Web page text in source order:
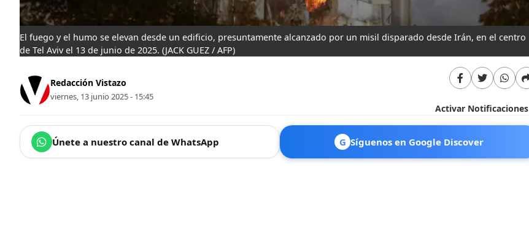
El fuego y el humo se elevan desde un edificio, presuntamente alcanzado por un misil disparado desde Irán, en el centro
de Tel Aviv el 13 de junio de 2025. (JACK GUEZ / AFP)
Redacción Vistazo
viernes, 13 junio 2025 - 15:45
Activar Notificaciones
Únete a nuestro canal de WhatsApp G Síguenos en Google Discover